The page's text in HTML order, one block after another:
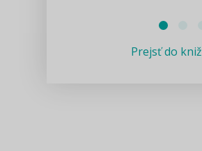
Informácie COVID19
Prejsť do